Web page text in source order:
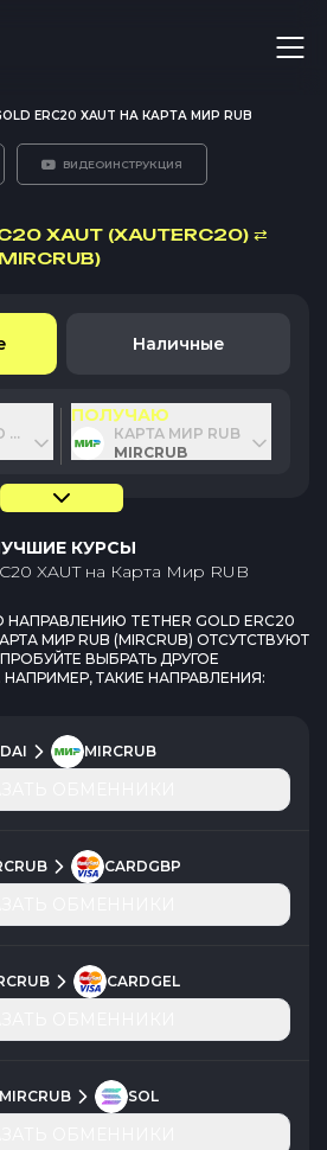
ERC20 XAUT НА КАРТА МИР RUB
ВИДЕОИНСТРУКЦИЯ
XAUT (XAUTERC20) ⇄
Наличные
ERC20 XAUT
ПОЛУЧАЮ
КАРТА МИР RUB
MIRCRUB
КУРСЫ
XAUTна Карта Мир RUB
НАПРАВЛЕНИЮ TETHER GOLD ERC20
МИР RUB (MIRCRUB) ОТСУТСТВУЮТ
ВЫБРАТЬ ДРУГОЕ
ТАКИЕ НАПРАВЛЕНИЯ:
DAI MIRCRUB
CARDGBP
CARDGEL
SOL